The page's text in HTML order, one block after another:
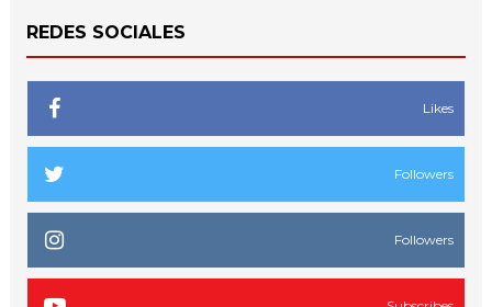
REDES SOCIALES
Likes
Followers
Followers